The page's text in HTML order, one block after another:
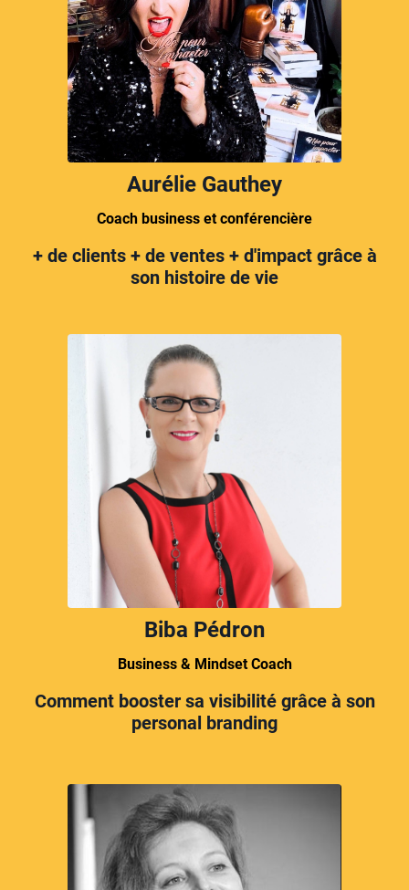
Aurélie Gauthey
Coach business et conférencière
+ de clients + de ventes + d'impact grâce à
son histoire de vie
Biba Pédron
Business & Mindset Coach
Comment booster sa visibilité grâce à son
personal branding